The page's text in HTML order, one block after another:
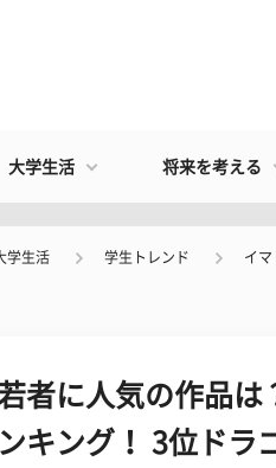
大学生活 将来を考える
学生活 学生トレンド イ
者に人気の作品は
キング！ 3位ドラ